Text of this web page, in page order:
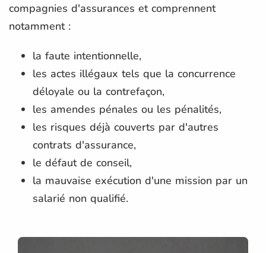
compagnies d'assurances et comprennent
notamment :
la faute intentionnelle,
les actes illégaux tels que la concurrence
déloyale ou la contrefaçon,
les amendes pénales ou les pénalités,
les risques déjà couverts par d'autres
contrats d'assurance,
le défaut de conseil,
la mauvaise exécution d'une mission par un
salarié non qualifié.